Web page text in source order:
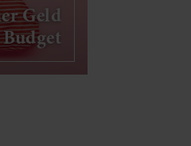
Geld